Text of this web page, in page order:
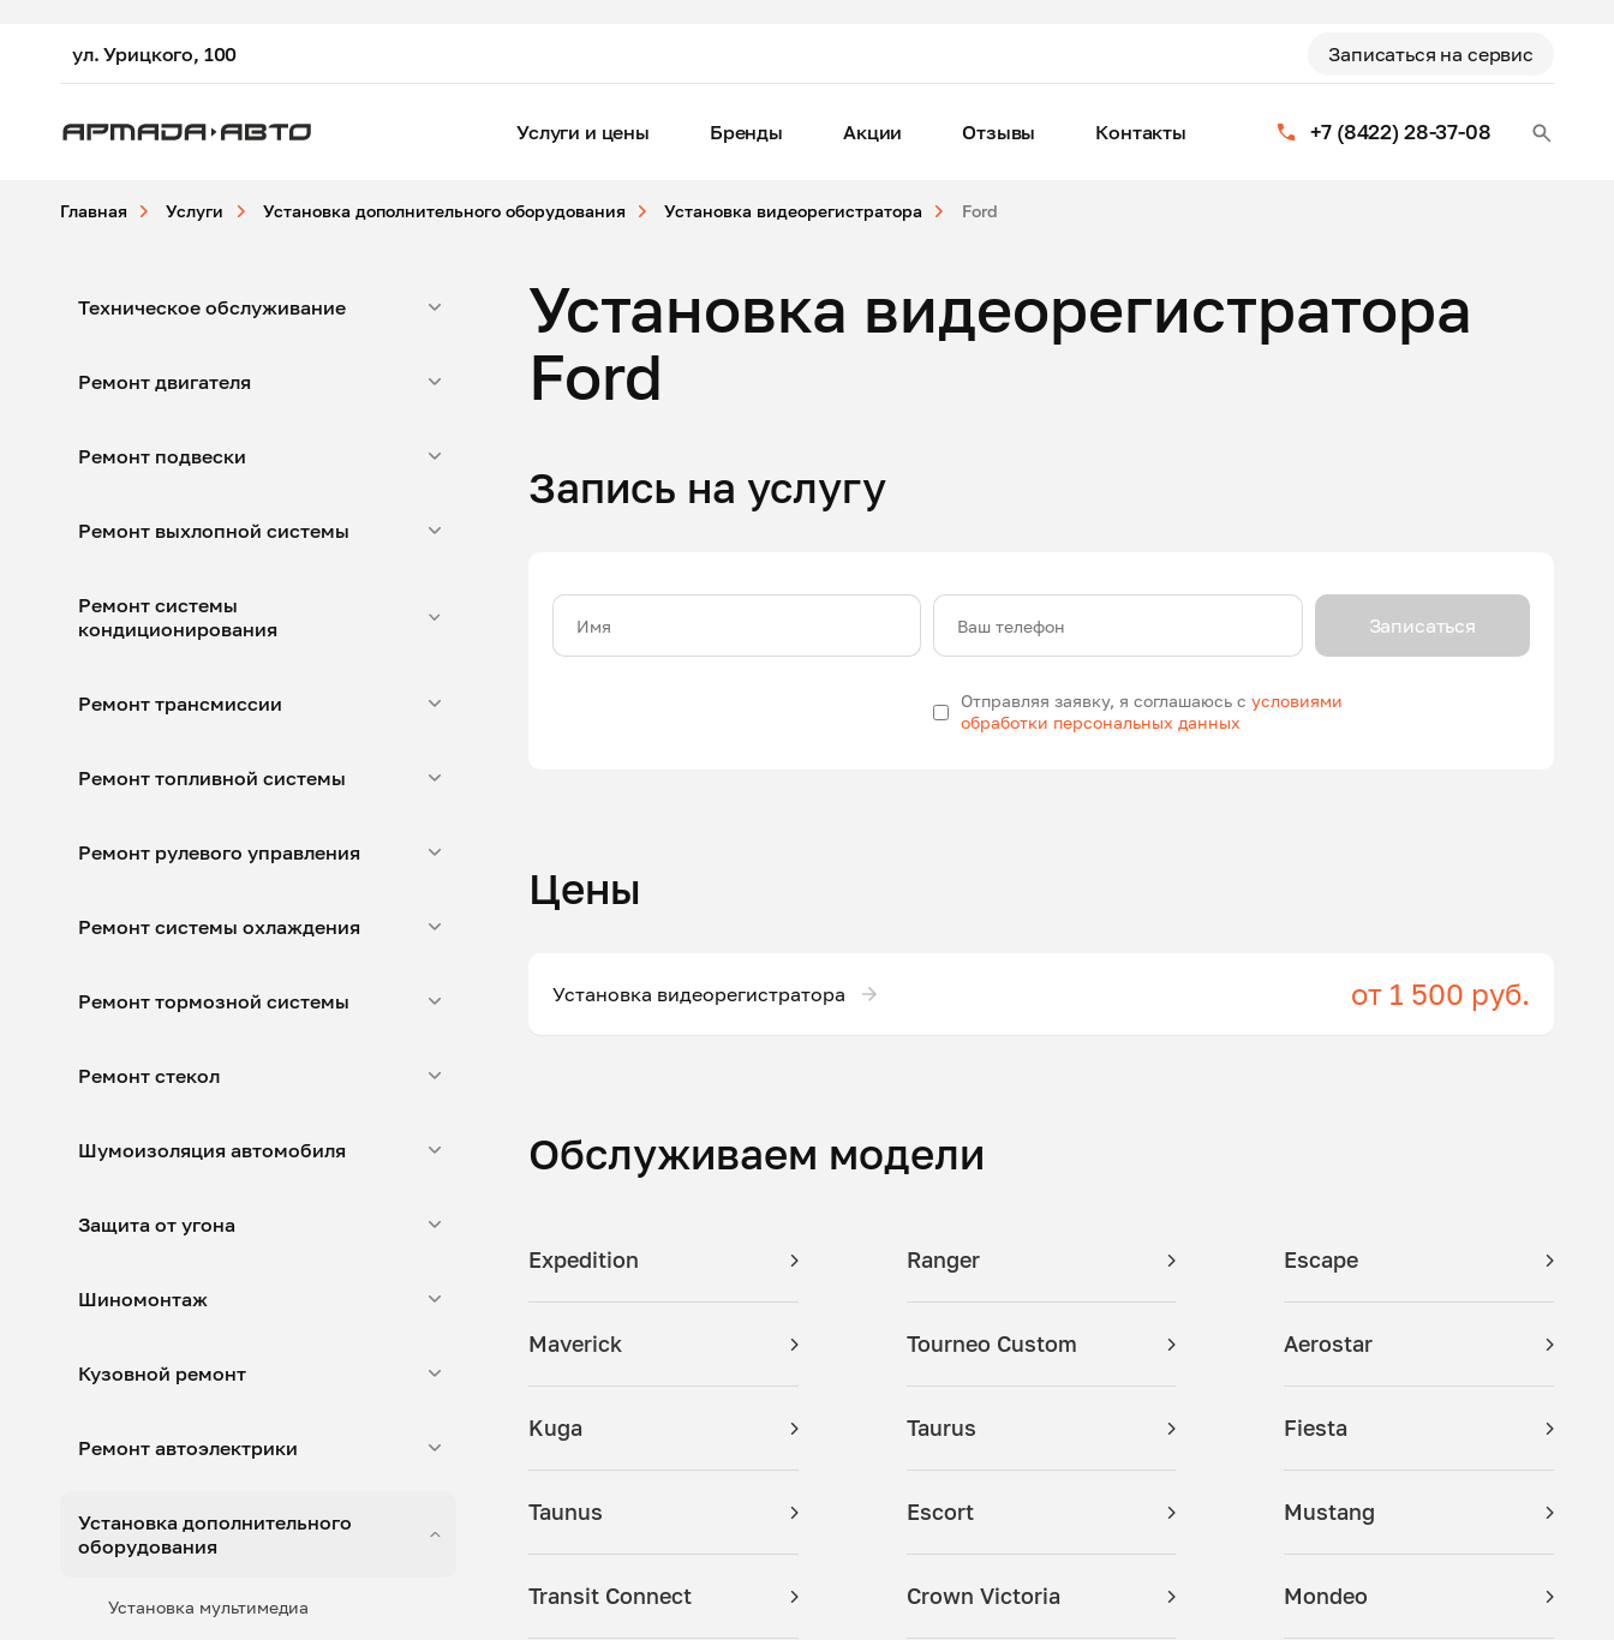
ул. Урицкого, 100 Записаться на сервис
+7 (8422) 28-37-08
Услуги и цены Бренды Акции Отзывы Контакты
Главная Услуги Установка дополнительного оборудования Установка видеорегистратора Ford
Техническое обслуживание
Ремонт двигателя
Ремонт подвески
Ремонт выхлопной системы
Ремонт системы
кондиционирования
Ремонт трансмиссии
Ремонт топливной системы
Ремонт рулевого управления
Ремонт системы охлаждения
Ремонт тормозной системы
Ремонт стекол
Шумоизоляция автомобиля
Защита от угона
Шиномонтаж
Кузовной ремонт
Ремонт автоэлектрики
Установка дополнительного
оборудования
Установка мультимедиа
Установка видеорегистратора
Ford
Запись на услугу
Имя Ваш телефон
Отправляя заявку, я соглашаюсь сусловиями
обработки персональных данных
Записаться
Цены
Установка видеорегистратора от 1 500 руб.
Обслуживаем модели
Expedition Ranger Escape
Maverick Tourneo Custom Aerostar
Kuga Taurus Fiesta
Taunus Escort Mustang
Transit Connect Crown Victoria Mondeo